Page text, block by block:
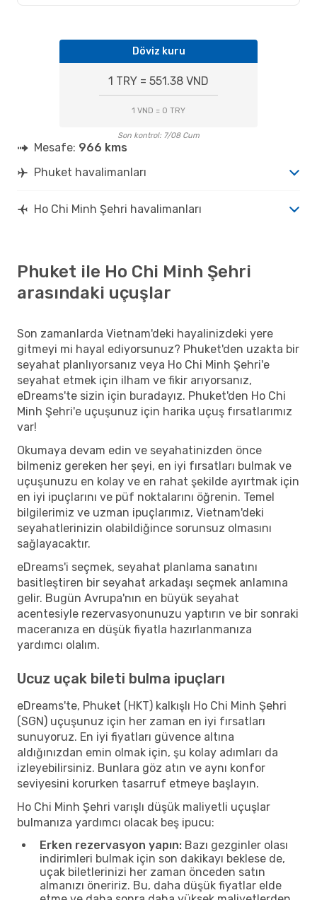
Döviz kuru
1 TRY = 551.38 VND
1 VND = 0 TRY
Son kontrol: 7/08 Cum
Mesafe: 966 kms
Phuket havalimanları
Ho Chi Minh Şehri havalimanları
Phuket ile Ho Chi Minh Şehri
arasındaki uçuşlar
Son zamanlarda Vietnam'deki hayalinizdeki yere
gitmeyi mi hayal ediyorsunuz? Phuket'den uzakta bir
seyahat planlıyorsanız veya Ho Chi Minh Şehri'e
seyahat etmek için ilham ve fikir arıyorsanız,
eDreams'te sizin için buradayız. Phuket'den Ho Chi
Minh Şehri'e uçuşunuz için harika uçuş fırsatlarımız
var!
Okumaya devam edin ve seyahatinizden önce
bilmeniz gereken her şeyi, en iyi fırsatları bulmak ve
uçuşunuzu en kolay ve en rahat şekilde ayırtmak için
en iyi ipuçlarını ve püf noktalarını öğrenin. Temel
bilgilerimiz ve uzman ipuçlarımız, Vietnam'deki
seyahatlerinizin olabildiğince sorunsuz olmasını
sağlayacaktır.
eDreams'i seçmek, seyahat planlama sanatını
basitleştiren bir seyahat arkadaşı seçmek anlamına
gelir. Bugün Avrupa'nın en büyük seyahat
acentesiyle rezervasyonunuzu yaptırın ve bir sonraki
maceranıza en düşük fiyatla hazırlanmanıza
yardımcı olalım.
Ucuz uçak bileti bulma ipuçları
eDreams'te, Phuket (HKT) kalkışlı Ho Chi Minh Şehri
(SGN) uçuşunuz için her zaman en iyi fırsatları
sunuyoruz. En iyi fiyatları güvence altına
aldığınızdan emin olmak için, şu kolay adımları da
izleyebilirsiniz. Bunlara göz atın ve aynı konfor
seviyesini korurken tasarruf etmeye başlayın.
Ho Chi Minh Şehri varışlı düşük maliyetli uçuşlar
bulmanıza yardımcı olacak beş ipucu:
Erken rezervasyon yapın: Bazı gezginler olası
indirimleri bulmak için son dakikayı beklese de,
uçak biletlerinizi her zaman önceden satın
almanızı öneririz. Bu, daha düşük fiyatlar elde